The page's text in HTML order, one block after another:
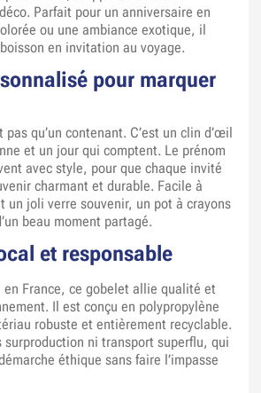
Parfait pour un anniversaire en
ou une ambiance exotique, il
en invitation au voyage.
pour marquer
pas qu’un contenant. C’est un clin d’œil
et un jour qui comptent. Le prénom
avec style, pour que chaque invité
charmant et durable. Facile à
un joli verre souvenir, un pot à crayons
beau moment partagé.
et responsable
en France, ce gobelet allie qualité et
Il est conçu en polypropylène
robuste et entièrement recyclable.
ni transport superflu, qui
éthique sans faire l’impasse